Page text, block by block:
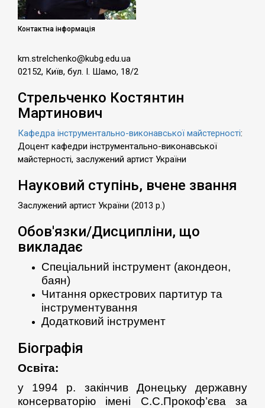
Контактна інформація
km.strelchenko@kubg.edu.ua
02152, Київ, бул. І. Шамо, 18/2
Стрельченко Костянтин
Мартинович
Кафедра інструментально-виконавської майстерності:
Доцент кафедри інструментально-виконавської
майстерності, заслужений артист України
Науковий ступінь, вчене звання
Заслужений артист України (2013 р.)
Обов'язки/Дисципліни, що
викладає
Спеціальний інструмент (акондеон,
баян)
Читання оркестрових партитур та
інструментування
Додатковий інструмент
Біографія
Освіта:
у 1994 р. закінчив Донецьку державну
консерваторію імені С.С.Прокоф’єва за